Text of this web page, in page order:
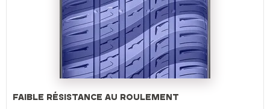
FAIBLE RÉSISTANCE AU ROULEMENT